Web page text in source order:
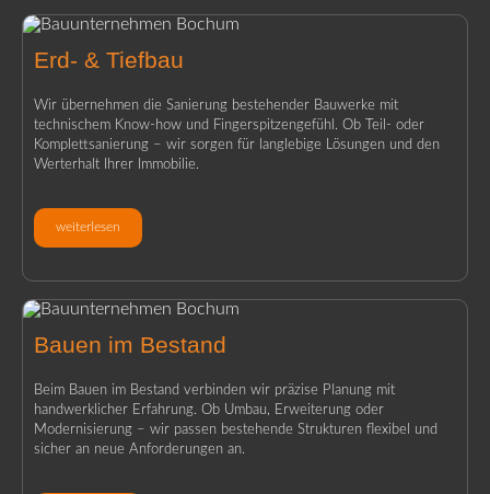
Erd- & Tiefbau
Wir übernehmen die Sanierung bestehender Bauwerke mit
technischem Know-how und Fingerspitzengefühl. Ob Teil- oder
Komplettsanierung – wir sorgen für langlebige Lösungen und den
Werterhalt Ihrer Immobilie.
weiterlesen
Bauen im Bestand
Beim Bauen im Bestand verbinden wir präzise Planung mit
handwerklicher Erfahrung. Ob Umbau, Erweiterung oder
Modernisierung – wir passen bestehende Strukturen flexibel und
sicher an neue Anforderungen an.